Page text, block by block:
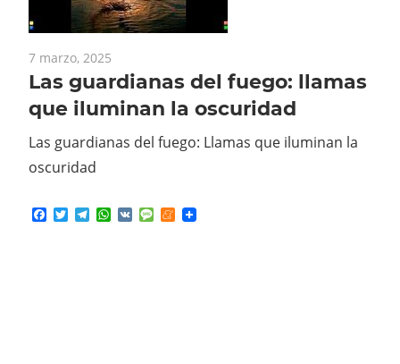
7 marzo, 2025
Las guardianas del fuego: llamas
que iluminan la oscuridad
Las guardianas del fuego: Llamas que iluminan la
oscuridad
Facebook
TwitterTelegram
WhatsApp
VK MessageMeneame